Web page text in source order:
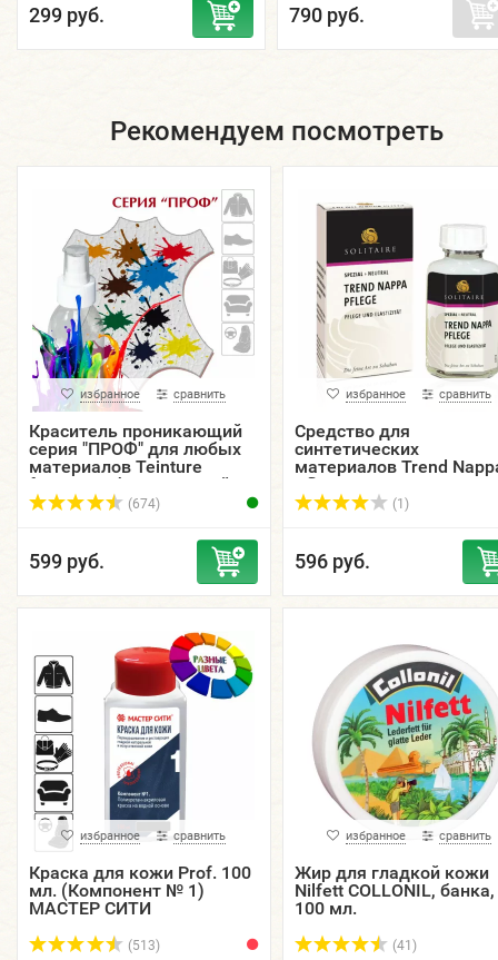
299 руб. 790 руб.
Рекомендуем посмотреть
избранное сравнить
Краситель проникающий
серия "ПРОФ" для любых
материалов Teinture
francaise, флакон спрей
30, 55, 125 мл.
(674)
599 руб.
избранное сравнить
Средство для
синтетических
материалов Trend
Pflege SOLITAIRE,
стеклянный флакон, 50
(1)
596 руб.
избранное сравнить
Краска для кожи Prof. 100
мл. (Компонент № 1)
МАСТЕР СИТИ
(513)
избранное сравнить
Жир для гладкой кожи
Nilfett COLLONIL, банка,
100 мл.
(41)